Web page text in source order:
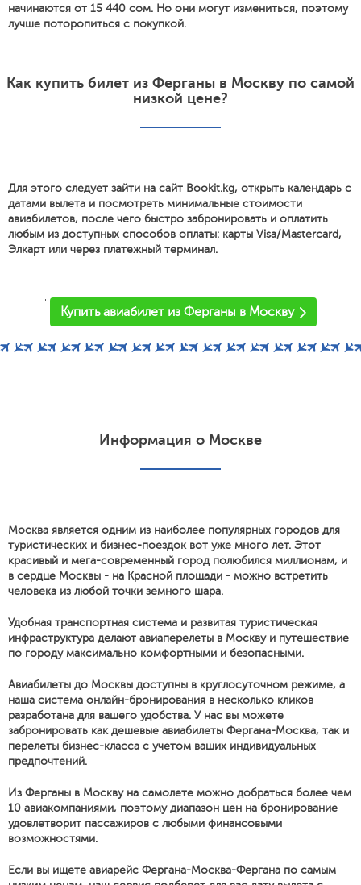
начинаются от 15 440 сом. Но они могут измениться, поэтому
лучше поторопиться с покупкой.
Как купить билет из Ферганы в Москву по самой
низкой цене?
Для этого следует зайти на сайт Bookit.kg, открыть календарь с
датами вылета и посмотреть минимальные стоимости
авиабилетов, после чего быстро забронировать и оплатить
любым из доступных способов оплаты: карты Visa/Mastercard,
Элкарт или через платежный терминал.
'
Купить авиабилет из Ферганы в Москву
Информация о Москве
Москва является одним из наиболее популярных городов для
туристических и бизнес-поездок вот уже много лет. Этот
красивый и мега-современный город полюбился миллионам, и
в сердце Москвы - на Красной площади - можно встретить
человека из любой точки земного шара.
Удобная транспортная система и развитая туристическая
инфраструктура делают авиаперелеты в Москву и путешествие
по городу максимально комфортными и безопасными.
Авиабилеты до Москвы доступны в круглосуточном режиме, а
наша система онлайн-бронирования в несколько кликов
разработана для вашего удобства. У нас вы можете
забронировать как дешевые авиабилеты Фергана-Москва, так и
перелеты бизнес-класса с учетом ваших индивидуальных
предпочтений.
Из Ферганы в Москву на самолете можно добраться более чем
10 авиакомпаниями, поэтому диапазон цен на бронирование
удовлетворит пассажиров с любыми финансовыми
возможностями.
Если вы ищете авиарейс Фергана-Москва-Фергана по самым